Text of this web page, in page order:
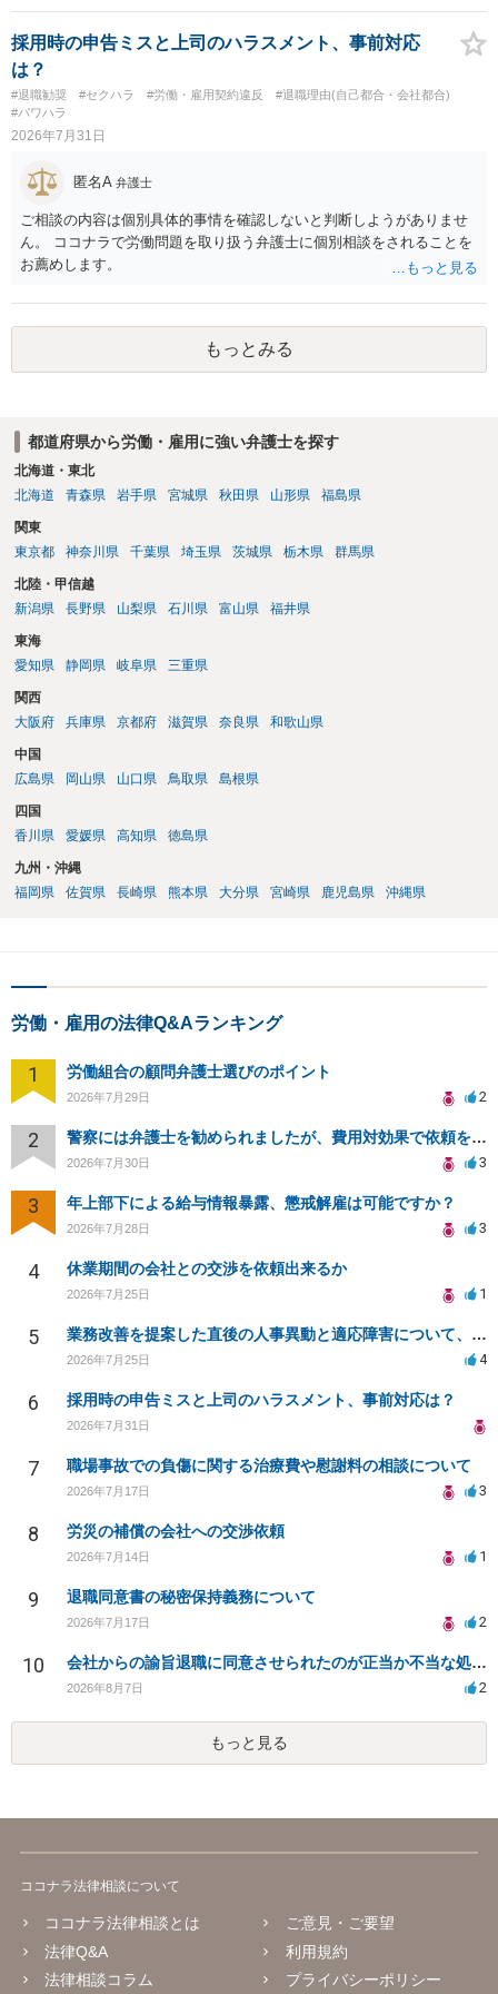
合理的か、という複数論点に分かれます。契約前なら、交渉のパワー
バランスの問題もありますが、修正余地があるうえ、後から争うより
コストを抑えやすいので、資料等を持参の上弁護士に確認されること
をお勧めします。 ・事務所側の解除でも、解除理由によってはタレン
ト側に損害賠償が発生する建付けになっていることはあります。ただ
し、事務所側が一方的に解除したのにタレントへ違約金を課す設計
は、合理性や対価性を欠くとして争いやすいです。逆に、タレント側
の重大な契約違反がある場合は、実損害の範囲で請求される可能性は
あります。
期間満了による退職は、業務労災への適用はありませんので、ご安心
ください。 仮に会社が打切り補償をせずに解雇した場合は、不当解雇
に当たります。 ＞労災の休業補償と、所得補償保険の保険金とは別
に、受け取れる金銭はありますでしょうか？ 業務労災の場合は、会社
の安全配慮義務違反が認められると解されますので、会社の損害賠償
責任（治療費、通院慰謝料、入院費、入院慰謝料、後遺障害慰謝料、
災での第三者行為傷害（同僚の不注意等による事故）の場合は、当該
第三者の賠償責任も考えられます。 労災で支払われた分は、損害額か
ら控除（損益相殺）されますが、それを超えた部分は、会社もしく
は、第三者から支払ってもらうことになります。 会社等との交渉が必
要になると思います（良い会社でしたら、自ら話してくると思います
の弁護士にご相談ください。 以上、ご参考まで。
採用時の申告ミスと上司のハラスメント、事前対応
は？
#退職勧奨 #セクハラ #労働・雇用契約違反
#退職理由(自己都合・会社都合)
#パワハラ
2026年7月31日
匿名A 弁護士
ご相談の内容は個別具体的事情を確認しないと判断しようがありませ
ん。 ココナラで労働問題を取り扱う弁護士に個別相談をされることを
お薦めします。
もっとみる
都道府県から労働・雇用に強い弁護士を探す
北海道・東北
北海道
青森県 岩手県 宮城県 秋田県 山形県 福島県
関東
東京都
神奈川県 千葉県 埼玉県 茨城県 栃木県 群馬県
北陸・甲信越
新潟県
長野県 山梨県 石川県 富山県 福井県
東海
愛知県
静岡県 岐阜県 三重県
関西
大阪府
兵庫県 京都府 滋賀県 奈良県 和歌山県
中国
広島県
岡山県 山口県 鳥取県 島根県
四国
香川県
愛媛県 高知県 徳島県
九州・沖縄
福岡県
佐賀県 長崎県 熊本県 大分県 宮崎県 鹿児島県 沖縄県
労働・雇用の法律Q&Aランキング
1 労働組合の顧問弁護士選びのポイント
2026年7月29日 2
2 警察には弁護士を勧められましたが、費用対効果で依頼をすることを躊躇しています。
2026年7月30日 3
3 年上部下による給与情報暴露、懲戒解雇は可能ですか？
2026年7月28日 3
4 休業期間の会社との交渉を依頼出来るか
2026年7月25日 1
5 業務改善を提案した直後の人事異動と適応障害について、法的に問題があるか相談したいです。
2026年7月25日 4
6 採用時の申告ミスと上司のハラスメント、事前対応は？
2026年7月31日
7 職場事故での負傷に関する治療費や慰謝料の相談について
2026年7月17日 3
8 労災の補償の会社への交渉依頼
2026年7月14日 1
9 退職同意書の秘密保持義務について
2026年7月17日 2
10 会社からの諭旨退職に同意させられたのが正当か不当な処分かどうか教えてほしい
2026年8月7日 2
もっと見る
ココナラ法律相談について
ココナラ法律相談とは
法律Q&A
法律相談コラム
ご意見・ご要望
利用規約
プライバシーポリシー